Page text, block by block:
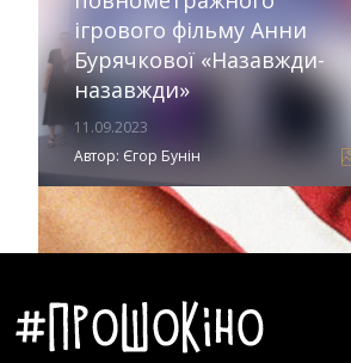
ігрового фільму Анни
Бурячкової «Назавжди-
назавжди»
11.09.2023
Автор: Єгор Бунін